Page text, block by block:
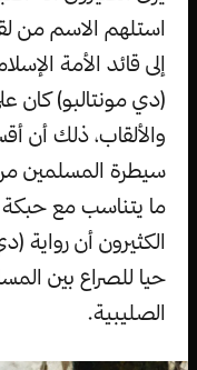
استلهم الاسم من
إلى قائد الأمة
(دي مونتالبو) كان
والألقاب، ذلك أن
ما يتناسب مع
الكثيرون أن رواية
حيا للصراع بين
الصليبية.